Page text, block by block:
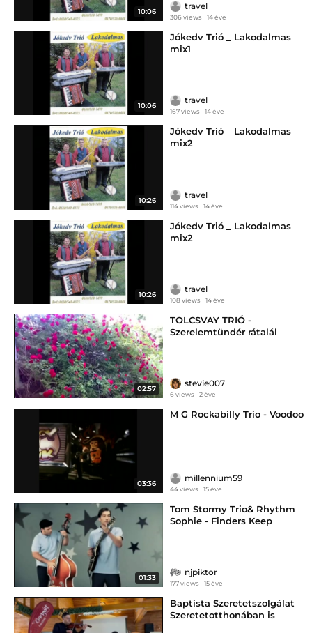
10:06
travel
306 views 14 éve
10:06
Jókedv Trió _ Lakodalmas
mix1
travel
167 views 14 éve
10:26
Jókedv Trió _ Lakodalmas
mix2
travel
114 views 14 éve
10:26
Jókedv Trió _ Lakodalmas
mix2
travel
108 views 14 éve
02:57
TOLCSVAY TRIÓ -
Szerelemtündér rátalál
stevie007
6 views 2 éve
03:36
M G Rockabilly Trio - Voodoo
millennium59
44 views 15 éve
01:33
Tom Stormy Trio& Rhythm
Sophie - Finders Keep
njpiktor
177 views 15 éve
Baptista Szeretetszolgálat
Szeretetotthonában is